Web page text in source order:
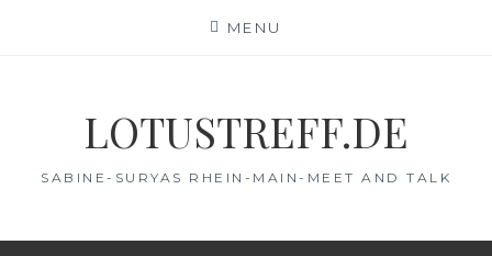
MENU
LOTUSTREFF.DE
SABINE-SURYAS RHEIN-MAIN-MEET AND TALK